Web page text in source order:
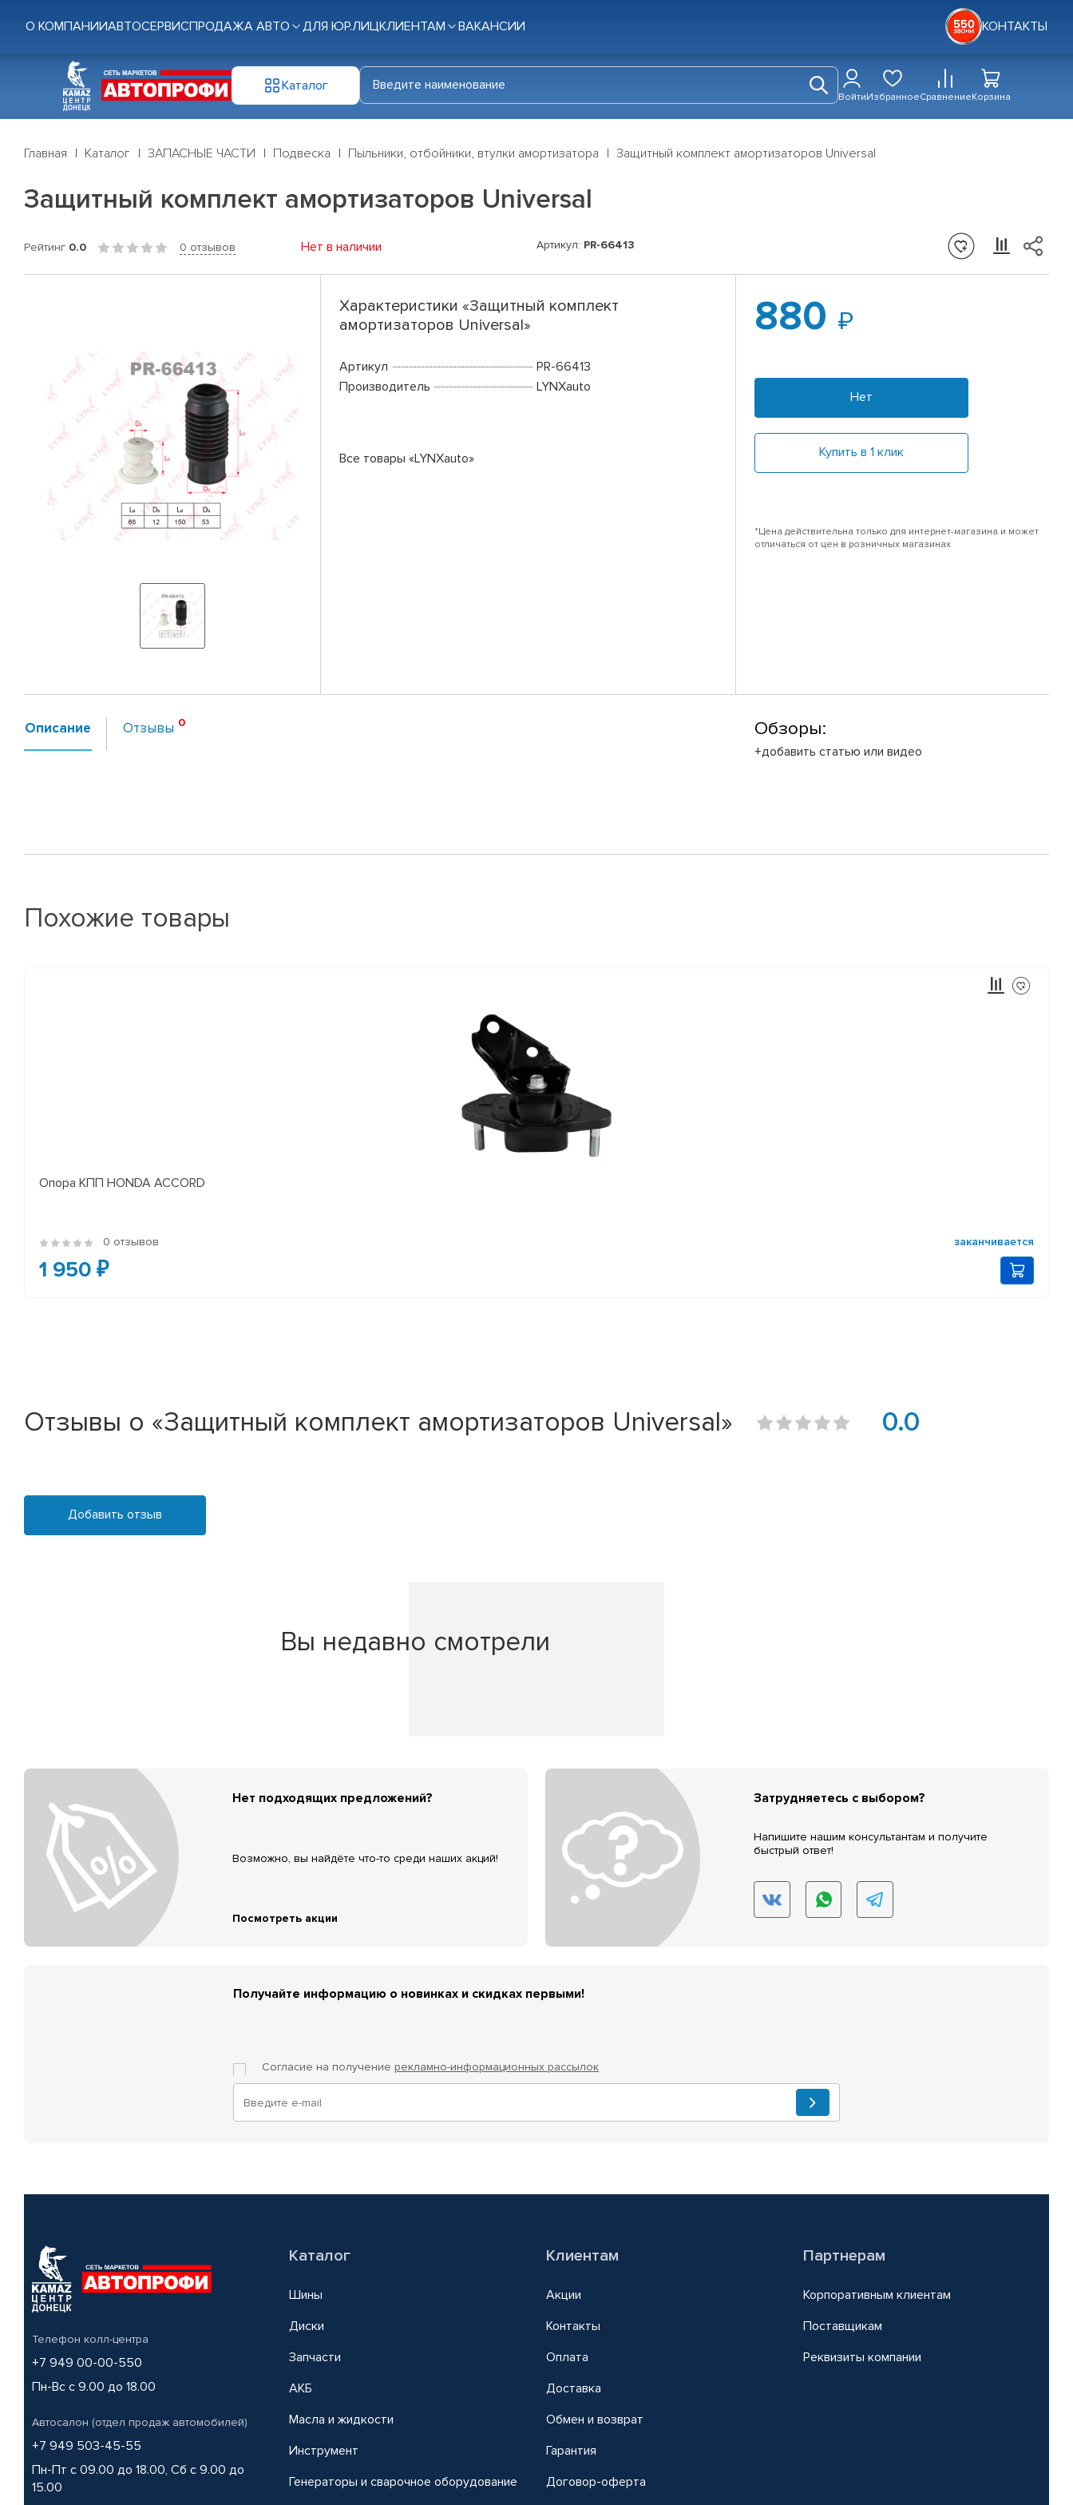
О КОМПАНИИАВТОСЕРВИСПРОДАЖА АВТО ДЛЯ ЮР.ЛИЦКЛИЕНТАМ ВАКАНСИИ КОНТАКТЫ
Каталог
ВойтиИзбранноеСравнениеКорзина
Главная Каталог ЗАПАСНЫЕ ЧАСТИ Подвеска Пыльники, отбойники, втулки амортизатора Защитный комплект амортизаторов Universal
Защитный комплект амортизаторов Universal
Рейтинг 0.0 0 отзывов Нет в наличии Артикул: PR-66413
Характеристики «Защитный комплект
амортизаторов Universal»
Артикул
PR-66413
Производитель
LYNXauto
Все товары «LYNXauto»
880
Нет
Купить в 1 клик
*Цена действительна только для интернет-магазина и может
отличаться от цен в розничных магазинах
Описание Отзывы Обзоры:
+добавить статью или видео
Похожие товары
Опора КПП HONDA ACCORD
0 отзывов заканчивается
1 950 ₽
Отзывы о «Защитный комплект амортизаторов Universal» 0.0
Добавить отзыв
Вы недавно смотрели
Нет подходящих предложений?
Возможно, вы найдёте что-то среди наших акций!
Посмотреть акции
Затрудняетесь с выбором?
Напишите нашим консультантам и получите
быстрый ответ!
Получайте информацию о новинках и скидках первыми!
Согласие на получение рекламно-информационных рассылок
Телефон колл-центра
+7 949 00-00-550
Пн-Вс с 9.00 до 18.00
Автосалон (отдел продаж автомобилей)
+7 949 503-45-55
Пн-Пт с 09.00 до 18.00, Сб с 9.00 до
15.00
Каталог
Шины
Диски
Запчасти
АКБ
Масла и жидкости
Инструмент
Генераторы и сварочное оборудование
Клиентам
Акции
Контакты
Оплата
Доставка
Обмен и возврат
Гарантия
Договор-оферта
Партнерам
Корпоративным клиентам
Поставщикам
Реквизиты компании